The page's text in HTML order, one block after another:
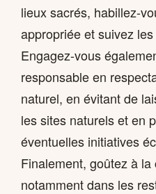
lieux sacrés, habillez-
appropriée et suivez
Engagez-vous
responsable en
naturel, en évitant de
les sites naturels et en
éventuelles initiatives
Finalement, goûtez à
notamment dans les